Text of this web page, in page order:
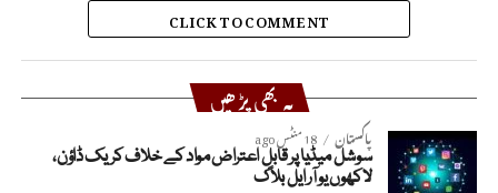
CLICK TO COMMENT
یہ بھی پڑھیں
پاکستان 18 منٹس ago
سوشل میڈیا پر قابلِ اعتراض مواد کے خلاف کریک ڈاؤن،
لاکھوں یو آر ایل بلاک